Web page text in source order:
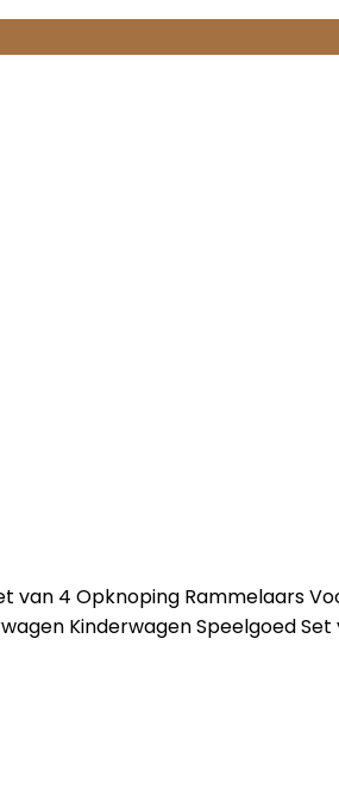
van 4 Opknoping Rammelaars
Kinderwagen Speelgoed